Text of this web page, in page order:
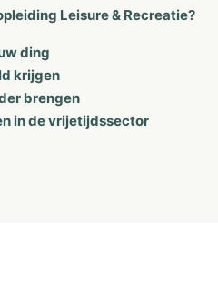
Leisure & Recreatie?
ding
krijgen
brengen
in de vrijetijdssector